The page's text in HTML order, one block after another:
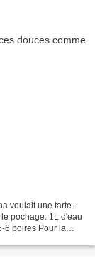
voulait une tarte...
pochage: 1L d'eau
6 poires Pour la